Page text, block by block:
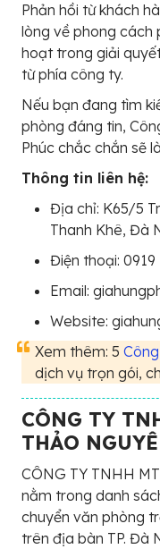
Phản hồi từ khách
lòng về phong cách
hoạt trong giải
từ phía công ty.
Nếu bạn đang tìm
phòng đáng tin,
Phúc chắc chắn sẽ
Thông tin liên hệ:
Địa chỉ: K65/5
Thanh Khê, Đà
Điện thoại: 0919
Email:
Website:
Xem thêm: 5
dịch vụ trọn gói,
CÔNG TY
THẢO
CÔNG TY TNHH
nằm trong danh
chuyển văn phòng
trên địa bàn TP. Đà